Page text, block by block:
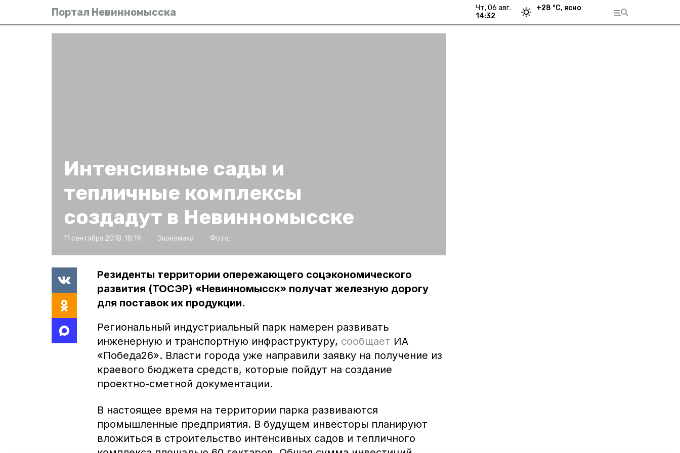
Портал Невинномысска
чт, 06 авг.
14:32
+28 °С, ясно
Интенсивные сады и
тепличные комплексы
создадут в Невинномысске
11 сентября 2018, 18:19 Экономика Фото:
Резиденты территории опережающего соцэкономического
развития (ТОСЭР) «Невинномысск» получат железную дорогу
для поставок их продукции.
Региональный индустриальный парк намерен развивать
инженерную и транспортную инфраструктуру, сообщает ИА
«Победа26». Власти города уже направили заявку на получение из
краевого бюджета средств, которые пойдут на создание
проектно-сметной документации.
В настоящее время на территории парка развиваются
промышленные предприятия. В будущем инвесторы планируют
вложиться в строительство интенсивных садов и тепличного